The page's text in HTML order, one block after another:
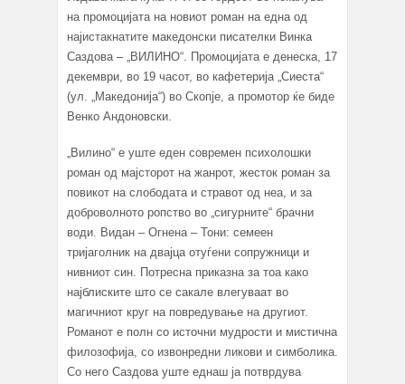
на промоцијата на новиот роман на една од
најистакнатите македонски писателки Винка
Саздова – „ВИЛИНО“. Промоцијата е денеска, 17
декември, во 19 часот, во кафетерија „Сиеста“
(ул. „Македонија“) во Скопје, а промотор ќе биде
Венко Андоновски.
„Вилино“ е уште еден современ психолошки
роман од мајсторот на жанрот, жесток роман за
повикот на слободата и стравот од неа, и за
доброволното ропство во „сигурните“ брачни
води. Видан – Огнена – Тони: семеен
тријаголник на двајца отуѓени сопружници и
нивниот син. Потресна приказна за тоа како
најблиските што се сакале влегуваат во
магичниот круг на повредување на другиот.
Романот е полн со источни мудрости и мистична
филозофија, со извонредни ликови и симболика.
Со него Саздова уште еднаш ја потврдува